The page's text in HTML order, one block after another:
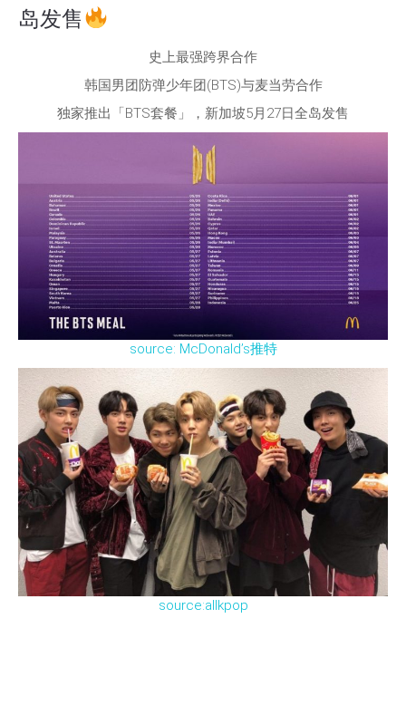
岛发售
史上最强跨界合作
韩国男团防弹少年团(BTS)与麦当劳合作
独家推出「BTS套餐」，新加坡5月27日全岛发售
source: McDonald’s推特
source:allkpop